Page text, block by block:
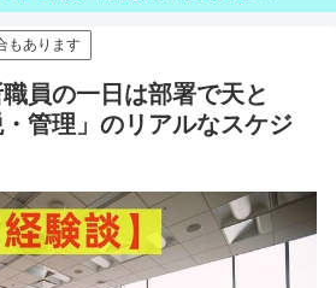
もあります
職員の一日は部署で天と
管理」のリアルなスケジ